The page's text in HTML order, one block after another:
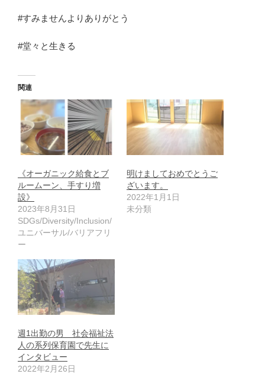
#すみませんよりありがとう
#堂々と生きる
関連
《オーガニック給食とブ
ルームーン、手すり増
設》
2023年8月31日
SDGs/Diversity/Inclusion/
ユニバーサル/バリアフリ
ー
明けましておめでとうご
ざいます。
2022年1月1日
未分類
週1出勤の男 社会福祉法
人の系列保育園で先生に
インタビュー
2022年2月26日